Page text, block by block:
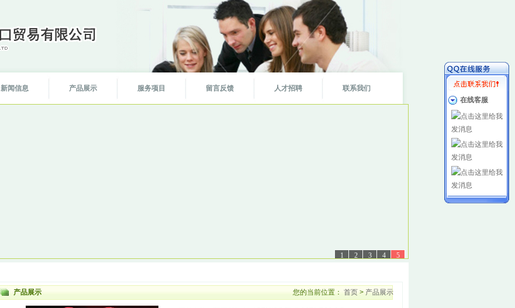
新闻信息 产品展示 服务项目 留言反馈 人才招聘 联系我们
5
4
3
2
1
您的当前位置： 首页 > 产品展示
产品展示
在线客服